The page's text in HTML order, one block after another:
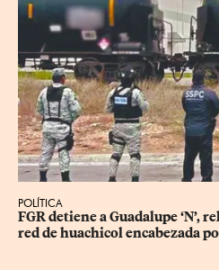
POLÍTICA
FGR detiene a Guadalupe ‘N’,
red de huachicol encabezada